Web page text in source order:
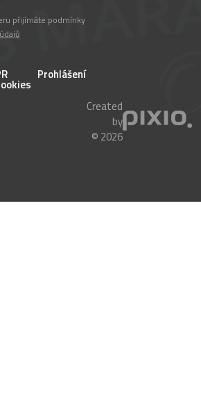
přijímáte podmínky
Prohlášení
Created
by
© 2026